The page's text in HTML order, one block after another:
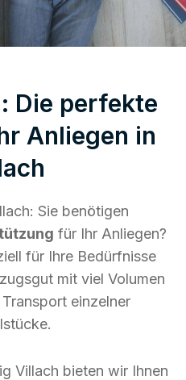
Die perfekte
Anliegen in
Sie benötigen
für Ihr Anliegen?
für Ihre Bedürfnisse
mit viel Volumen
einzelner
Villach bieten wir Ihnen